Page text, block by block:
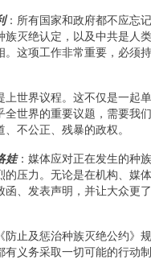
：所有国家和政府都不应忘
族灭绝认定，以及中共是人
。这项工作非常重要，必须
上世界议程。这不仅是一起
全世界的重要议题，需要我
不公正、残暴的政权。
娃：媒体应对正在发生的种
的压力。无论是在机构、媒
函、发表声明，并让大众更
防止及惩治种族灭绝公约》
义务采取一切可能的行动制